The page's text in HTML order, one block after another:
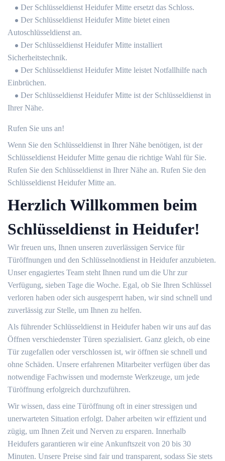
Der Schlüsseldienst Heidufer Mitte ersetzt das Schloss.
Der Schlüsseldienst Heidufer Mitte bietet einen
Autoschlüsseldienst an.
Der Schlüsseldienst Heidufer Mitte installiert
Sicherheitstechnik.
Der Schlüsseldienst Heidufer Mitte leistet Notfallhilfe nach
Einbrüchen.
Der Schlüsseldienst Heidufer Mitte ist der Schlüsseldienst in
Ihrer Nähe.
Rufen Sie uns an!
Wenn Sie den Schlüsseldienst in Ihrer Nähe benötigen, ist der
Schlüsseldienst Heidufer Mitte genau die richtige Wahl für Sie.
Rufen Sie den Schlüsseldienst in Ihrer Nähe an. Rufen Sie den
Schlüsseldienst Heidufer Mitte an.
Herzlich Willkommen beim
Schlüsseldienst in Heidufer!
Wir freuen uns, Ihnen unseren zuverlässigen Service für
Türöffnungen und den Schlüsselnotdienst in Heidufer anzubieten.
Unser engagiertes Team steht Ihnen rund um die Uhr zur
Verfügung, sieben Tage die Woche. Egal, ob Sie Ihren Schlüssel
verloren haben oder sich ausgesperrt haben, wir sind schnell und
zuverlässig zur Stelle, um Ihnen zu helfen.
Als führender Schlüsseldienst in Heidufer haben wir uns auf das
Öffnen verschiedenster Türen spezialisiert. Ganz gleich, ob eine
Tür zugefallen oder verschlossen ist, wir öffnen sie schnell und
ohne Schäden. Unsere erfahrenen Mitarbeiter verfügen über das
notwendige Fachwissen und modernste Werkzeuge, um jede
Türöffnung erfolgreich durchzuführen.
Wir wissen, dass eine Türöffnung oft in einer stressigen und
unerwarteten Situation erfolgt. Daher arbeiten wir effizient und
zügig, um Ihnen Zeit und Nerven zu ersparen. Innerhalb
Heidufers garantieren wir eine Ankunftszeit von 20 bis 30
Minuten. Unsere Preise sind fair und transparent, sodass Sie stets